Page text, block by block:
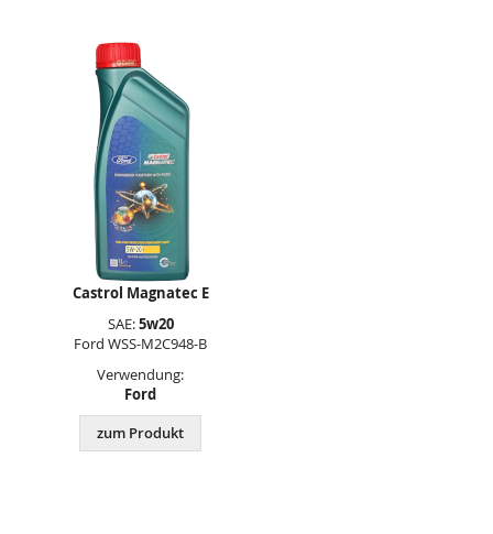
Castrol Magnatec E
SAE:5w20
Ford WSS-M2C948-B
Verwendung:
Ford
zum Produkt